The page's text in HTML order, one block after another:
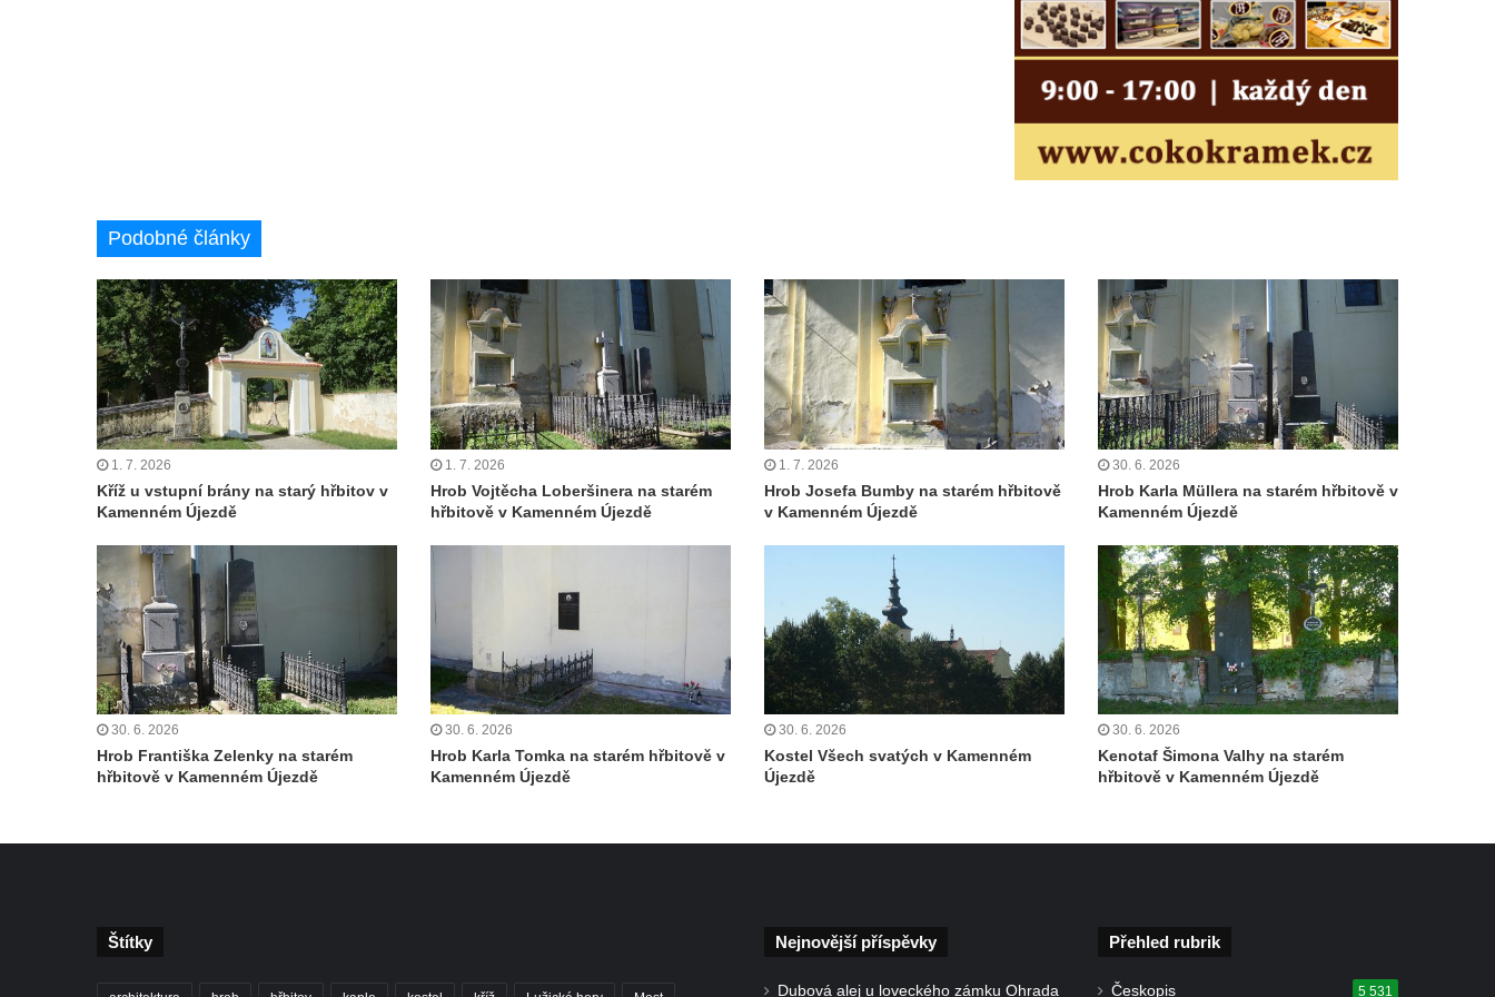
Hrob Josefa Kolínského na hřbitově v
Hrob Josefa Marka na hřbitově v Račicích
Hrob rodiny Fuxovy na hřbitově v Hostíně u
Vojkovic
Hrob rodiny Kratochvílovy na hřbitově v
Hostíně u Vojkovic
Hrob rodiny Schusterovy na hřbitově v
Hostíně u Vojkovic
Hrob rodiny Seidlových z Vraňan na
hřbitově v Lužci nad Vltavou
Hrob rodiny Tichých a Dvořákových na
hřbitově v Lužci nad Vltavou
Hrob rodiny Grosmanovy na hřbitově v
Lužci nad Vltavou
Hrob rodiny Pokorných z Vraňan na
Hrob Karla Krále a Františka Kramaty na
Hrob Aloise Ptáčka na hřbitově v Lužci nad
Podobné články
1. 7. 2026
Kříž u vstupní brány na starý hřbitov v
Kamenném Újezdě
1. 7. 2026
Hrob Vojtěcha Loberšinera na starém
hřbitově v Kamenném Újezdě
1. 7. 2026
Hrob Josefa Bumby na starém hřbitově
v Kamenném Újezdě
30. 6. 2026
Hrob Karla Müllera na starém hřbitově v
Kamenném Újezdě
30. 6. 2026
Hrob Františka Zelenky na starém
hřbitově v Kamenném Újezdě
30. 6. 2026
Hrob Karla Tomka na starém hřbitově v
Kamenném Újezdě
30. 6. 2026
Kostel Všech svatých v Kamenném
Újezdě
30. 6. 2026
Kenotaf Šimona Valhy na starém
hřbitově v Kamenném Újezdě
Štítky Nejnovější příspěvky
Dubová alej u loveckého zámku Ohrada
Přehled rubrik
Českopis 5 531